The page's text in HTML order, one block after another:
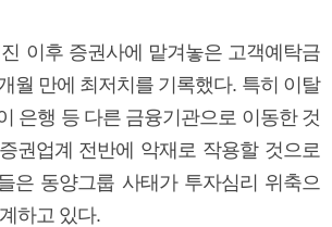
이후 증권사에 맡겨놓은 고객예탁금
월 만에 최저치를 기록했다. 특히 이탈
은행 등 다른 금융기관으로 이동한 것
권업계 전반에 악재로 작용할 것으로
은 동양그룹 사태가 투자심리 위축으
하고 있다.